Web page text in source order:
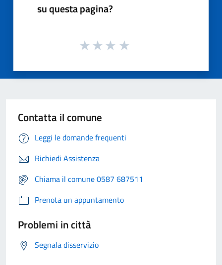
su questa pagina?
Contatta il comune
Leggi le domande frequenti
Richiedi Assistenza
Chiama il comune 0587 687511
Prenota un appuntamento
Problemi in città
Segnala disservizio